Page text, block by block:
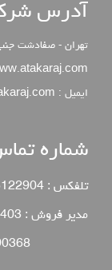
آدرس
تهران - صفادشت جنب
ایمیل : info@atakaraj.com
شماره
تلفکس : 02165122904
مدیر فروش : 09384312403